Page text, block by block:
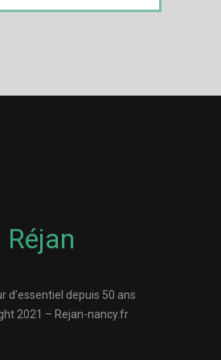
Réjan
d’essentiel depuis 50 ans
2021 – Rejan-nancy.fr